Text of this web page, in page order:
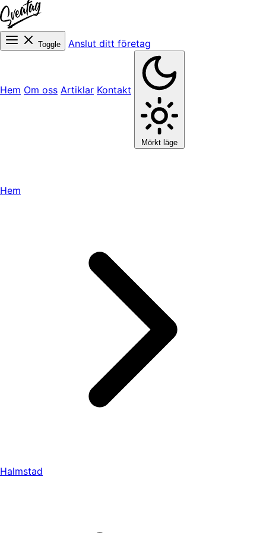
Toggle Anslut ditt företag
Hem Om oss Artiklar Kontakt
Mörkt läge
Hem
Halmstad